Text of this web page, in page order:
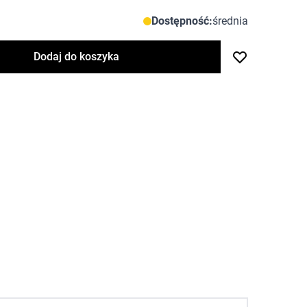
Dostępność:średnia
Dodaj do koszyka